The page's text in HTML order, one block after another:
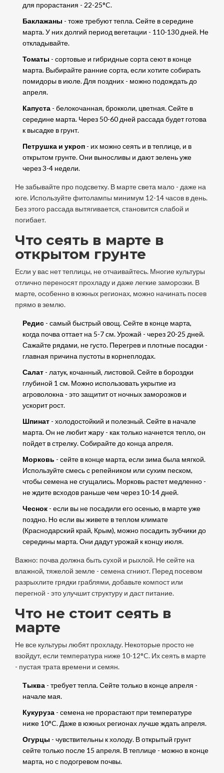
для прорастания - 22-25°C.
Баклажаны - тоже требуют тепла. Сейте в середине
марта. У них долгий период вегетации - 110-130 дней. Не
откладывайте.
Томаты - сортовые и гибридные сорта сеют в конце
марта. Выбирайте ранние сорта, если хотите собирать
помидоры в июле. Для поздних - можно подождать до
апреля.
Капуста- белокочанная, брокколи, цветная. Сейте в
середине марта. Через 50-60 дней рассада будет готова
к высадке в грунт.
Петрушка и укроп- их можно сеять и в теплице, и в
открытом грунте. Они выносливы и дают зелень уже
через 3-4 недели.
Не забывайте про подсветку. В марте света мало - даже на
юге. Используйте фитолампы минимум 12-14 часов в день.
Без этого рассада вытягивается, становится слабой и
погибает.
Что сеять в марте в
открытом грунте
Если у вас нет теплицы, не отчаивайтесь. Многие культуры
отлично переносят прохладу и даже легкие заморозки. В
марте, особенно в южных регионах, можно начинать посев
прямо в землю.
Редис- самый быстрый овощ. Сейте в конце марта,
когда почва оттает на 5-7 см. Урожай - через 20-25 дней.
Сажайте рядами, не густо. Перегрев и плотные посадки -
главная причина пустоты в корнеплодах.
Салат- латук, кочанный, листовой. Сейте в бороздки
глубиной 1 см. Можно использовать укрытие из
агроволокна - это защитит от ночных заморозков и
ускорит рост.
Шпинат- холодостойкий и полезный. Сейте в начале
марта. Он не любит жару - как только начнется тепло, он
пойдет в стрелку. Собирайте до конца апреля.
Морковь - сейте в конце марта, если зима была мягкой.
Используйте смесь с репейником или сухим песком,
чтобы семена не сгущались. Морковь растет медленно -
не ждите всходов раньше чем через 10-14 дней.
Чеснок- если вы не посадили его осенью, в марте уже
поздно. Но если вы живете в теплом климате
(Краснодарский край, Крым), можно посадить зубчики до
середины марта. Они дадут урожай к концу июля.
Важно: почва должна быть сухой и рыхлой. Не сейте на
влажной, тяжелой земле - семена сгниют. Перед посевом
разрыхлите грядки граблями, добавьте компост или
перегной - это улучшит структуру и даст питание.
Что не стоит сеять в
марте
Не все культуры любят прохладу. Некоторые просто не
взойдут, если температура ниже 10-12°C. Их сеять в марте
- пустая трата времени и семян.
Тыква- требует тепла. Сейте только в конце апреля -
начале мая.
Кукуруза- семена не прорастают при температуре
ниже 10°C. Даже в южных регионах лучше ждать апреля.
Огурцы - чувствительны к холоду. В открытый грунт
сейте только после 15 апреля. В теплице - можно в конце
марта, но с подогревом почвы.